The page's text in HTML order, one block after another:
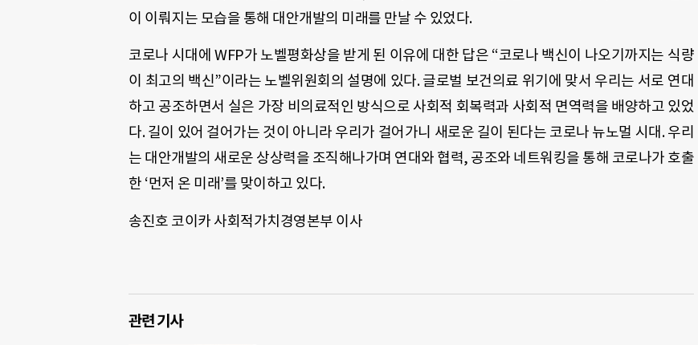
이 이뤄지는 모습을 통해 대안개발의 미래를 만날 수 있었다.
코로나 시대에 WFP가 노벨평화상을 받게 된 이유에 대한 답은 “코로나 백신이 나오기까지는 식량
이 최고의 백신”이라는 노벨위원회의 설명에 있다.글로벌 보건의료 위기에 맞서 우리는 서로 연대
하고 공조하면서 실은 가장 비의료적인 방식으로 사회적 회복력과 사회적 면역력을 배양하고 있었
다.길이 있어 걸어가는 것이 아니라 우리가 걸어가니 새로운 길이 된다는 코로나 뉴노멀 시대 .우리
는 대안개발의 새로운 상상력을 조직해나가며 연대와 협력, 공조와 네트워킹을 통해 코로나가 호출
한 ‘먼저 온 미래’를 맞이하고 있다.
송진호 코이카 사회적가치경영본부 이사
관련 기사